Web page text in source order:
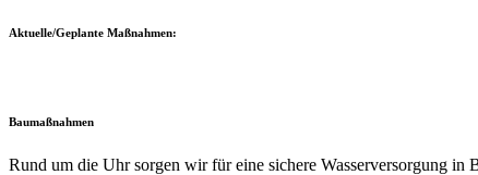
Aktuelle/Geplante Maßnahmen:
Baumaßnahmen
Rund um die Uhr sorgen wir für eine sichere Wasserversorgung in